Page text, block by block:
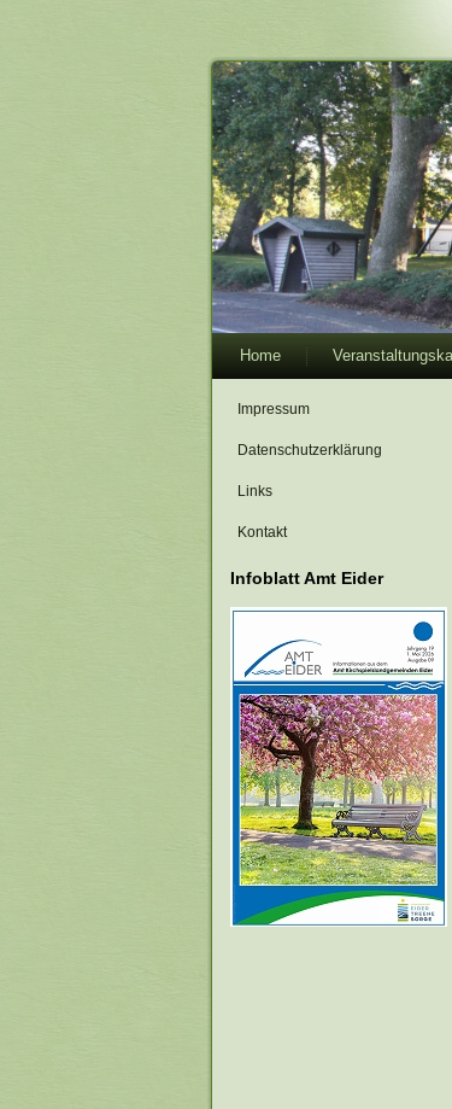
Home
Impressum
Datenschutzerklärung
Links
Kontakt
Infoblatt Amt Eider